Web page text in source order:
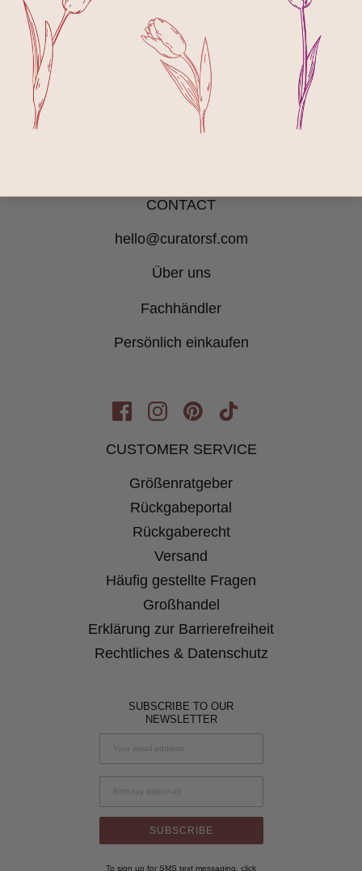
CATEGORIES
Neuheiten
Kleidung
Zubehör
CONTACT
hello@curatorsf.com
Über uns
Fachhändler
Persönlich einkaufen
in
Window
in
Window
in
Window
in
CUSTOMER SERVICE
Größenratgeber
Rückgabeportal
Rückgaberecht
Versand
Häufig gestellte Fragen
Großhandel
Erklärung zur Barrierefreiheit
Rechtliches & Datenschutz
SUBSCRIBE TO OUR
NEWSLETTER
Birthday
SUBSCRIBE
To sign up for SMS text messaging, click